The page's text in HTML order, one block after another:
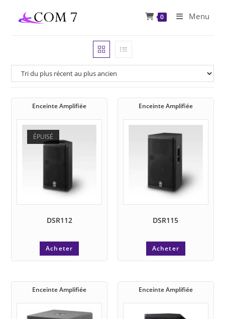
0 Menu
Enceinte Amplifiée
ÉPUISÉ
DSR112
Acheter
Enceinte Amplifiée
DSR115
Acheter
Enceinte Amplifiée Enceinte Amplifiée